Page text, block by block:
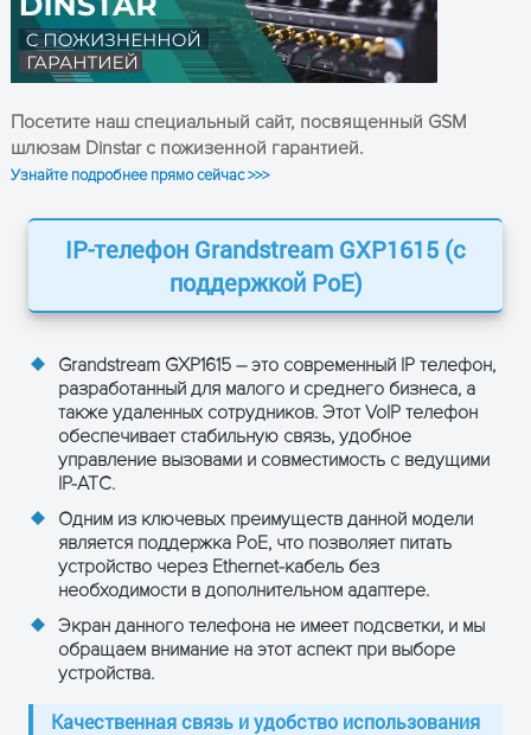
Посетите наш специальный сайт, посвященный GSM
шлюзам Dinstar с пожизенной гарантией.
Узнайте подробнее прямо сейчас >>>
IP-телефон Grandstream GXP1615 (с
поддержкой PoE)
Grandstream GXP1615 – это современный IP телефон,
разработанный для малого и среднего бизнеса, а
также удаленных сотрудников. Этот VoIP телефон
обеспечивает стабильную связь, удобное
управление вызовами и совместимость с ведущими
IP-АТС.
Одним из ключевых преимуществ данной модели
является поддержка PoE, что позволяет питать
устройство через Ethernet-кабель без
необходимости в дополнительном адаптере.
Экран данного телефона не имеет подсветки, и мы
обращаем внимание на этот аспект при выборе
устройства.
Качественная связь и удобство использования
Тип дисплея
Графический LCD дисплей без
подсветки, 132x48 пикселей
экран
Нет
Количество
линий
2
Количество SIP-
аккаунтов
2
Питание
PoE (Power over Ethernet) или
блок питания 5В/600мА (в
комплекте)
Разъем для
гарнитуры
RJ9
Дополнительные
функции
Журнал вызовов на 200
Телефонная книга на 500
контактов
Поддержка XML-браузера
Поддержка протоколов: SIP
v2, TCP/IP/UDP, RTP/RTCP,
Габариты 209 x 184.5 x 76.2 мм